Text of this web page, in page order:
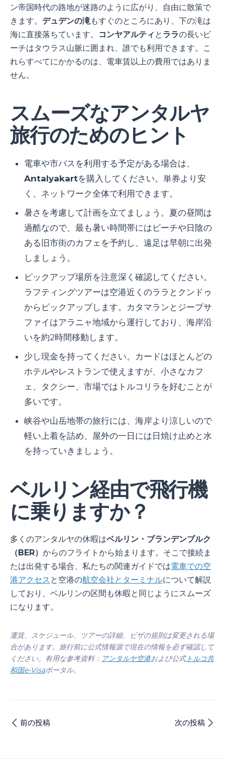
ン帝国時代の路地が迷路のように広がり、自由に散策で
きます。 デュデンの滝 もすぐのところにあり、下の滝は
海に直接落ちています。
コンヤアルティ と ララの長いビ
ーチはタウラス山脈に囲まれ、誰でも利用できます。こ
れらすべてにかかるのは、電車賃以上の費用ではありま
せん。
スムーズなアンタルヤ
旅行のためのヒント
電車や市バスを利用する予定がある場合は、
Antalyakartを購入してください。単券より安
く、ネットワーク全体で利用できます。
暑さを考慮して計画を立てましょう。夏の昼間は
過酷なので、最も暑い時間帯にはビーチや日陰の
ある旧市街のカフェを予約し、遠足は早朝に出発
しましょう。
ピックアップ場所を注意深く確認してください。
ラフティングツアーは空港近くのララとクンドゥ
からピックアップします。カタマランとジープサ
ファイはアラニャ地域から運行しており、海岸沿
いを約2時間移動します。
少し現金を持ってください。カードはほとんどの
ホテルやレストランで使えますが、小さなカフ
ェ、タクシー、市場ではトルコリラを好むことが
多いです。
峡谷や山岳地帯の旅行には、海岸より涼しいので
軽い上着を詰め、屋外の一日には日焼け止めと水
を持っていきましょう。
ベルリン経由で飛行機
に乗りますか？
多くのアンタルヤの休暇はベルリン・ブランデンブルク
（BER） からのフライトから始まります。そこで接続ま
たは出発する場合、私たちの関連ガイドでは電車での空
港アクセス と空港の航空会社とターミナルについて解説
しており、ベルリンの区間も休暇と同じようにスムーズ
になります。
運賃、スケジュール、ツアーの詳細、ビザの規則は変更される場
合があります。旅行前に公式情報源で現在の情報を必ず確認して
ください。有用な参考資料： アンタルヤ空港および公式トルコ共
和国e-Visaポータル。
前の投稿 次の投稿